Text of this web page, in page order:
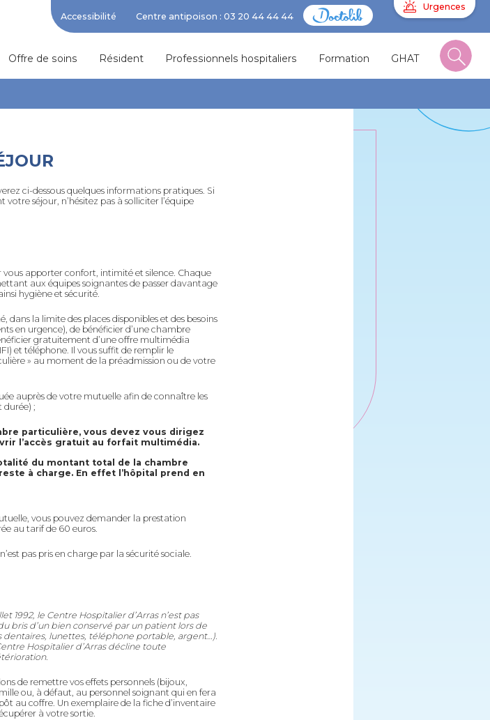
Accessibilité Centre antipoison : 03 20 44 44 44
Urgences
Offre de soins Résident Professionnels hospitaliers Formation GHAT
ci-dessous quelques informations pratiques. Si
séjour, n’hésitez pas à solliciter l’équipe
vous apporter confort, intimité et silence. Chaque
aux équipes soignantes de passer davantage
hygiène et sécurité.
dans la limite des places disponibles et des besoins
en urgence), de bénéficier d’une chambre
gratuitement d’une offre multimédia
et téléphone. Il vous suffit de remplir le
» au moment de la préadmission ou de votre
auprès de votre mutuelle afin de connaître les
durée) ;
particulière, vous devez vous dirigez
l’accès gratuit au forfait multimédia.
du montant total de la chambre
à charge. En effet l’hôpital prend en
vous pouvez demander la prestation
au tarif de 60 euros.
pas pris en charge par la sécurité sociale.
1992, le Centre Hospitalier d’Arras n’est pas
bris d’un bien conservé par un patient lors de
dentaires, lunettes, téléphone portable, argent…).
Hospitalier d’Arras décline toute
de remettre vos effets personnels (bijoux,
ou, à défaut, au personnel soignant qui en fera
au coffre. Un exemplaire de la fiche d’inventaire
à votre sortie.